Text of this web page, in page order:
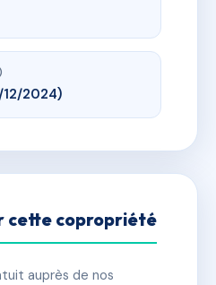
2024)
cette copropriété
auprès de nos